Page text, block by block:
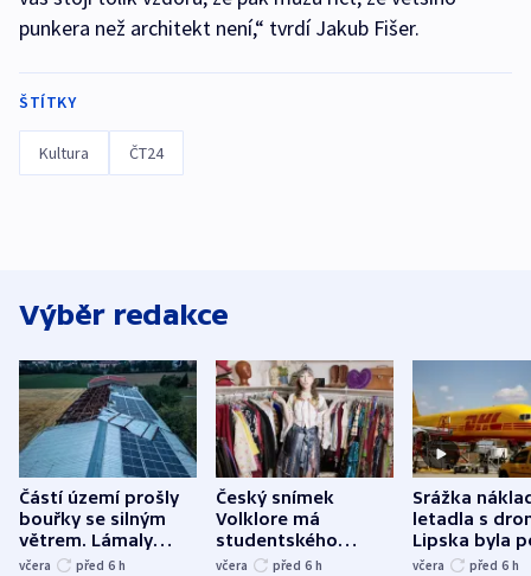
punkera než architekt není,“ tvrdí Jakub Fišer.
ŠTÍTKY
Kultura ČT24
Výběr redakce
Částí území prošly
bouřky se silným
větrem. Lámaly
stromy a poničily
včera před 6 h
Český snímek
Volklore má
studentského
Oscara, zabojuje o
včera před 6 h
Srážka
letadla s
Lipska byla
německého
včera před 6 h